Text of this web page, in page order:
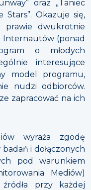
oraz „Taniec
Okazuje się,
prawie dwukrotnie
Internautów (ponad
o młodych
interesujące
model programu,
nudzi odbiorców.
zapracować na ich
wyraża zgodę
i dołączonych
pod warunkiem
Mediów)
przy każdej